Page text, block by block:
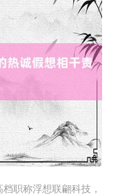
职称浮想联翩科技，